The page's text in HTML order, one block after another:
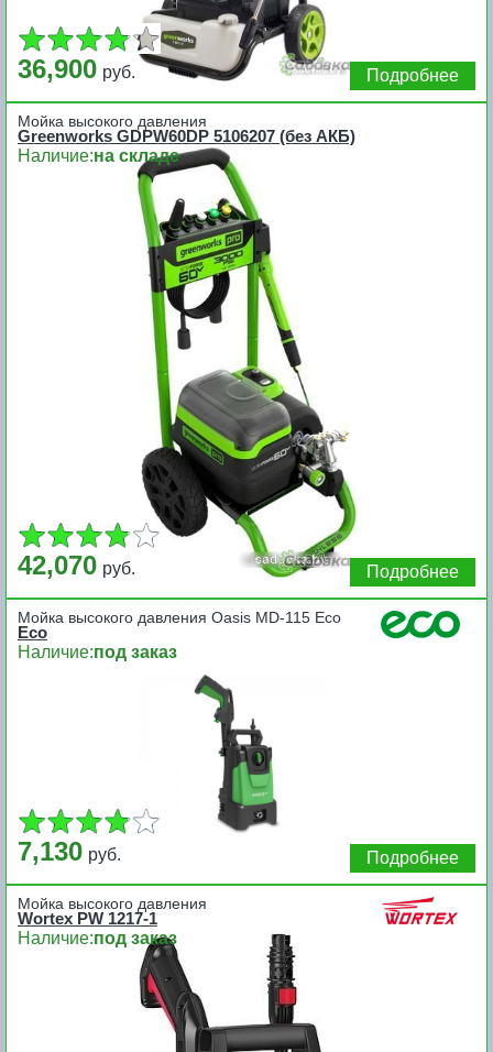
36,900 руб. Подробнее
Мойка высокого давления
Greenworks GDPW60DP 5106207 (без АКБ)
Наличие:на складе
42,070 руб. Подробнее
Мойка высокого давления Oasis MD-115 Eco
Eco
Наличие:под заказ
7,130 руб. Подробнее
Мойка высокого давления
Wortex PW 1217-1
Наличие:под заказ